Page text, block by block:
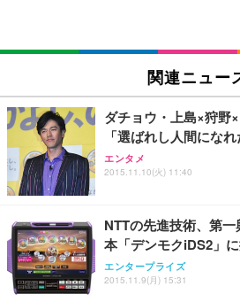
関連ニュー
ダチョウ・上島×狩野
「選ばれし人間になれ
エンタメ
2015.11.10(火) 11:40
NTTの先進技術、第
本「デンモクiDS2」
エンタープライズ
2015.11.9(月) 15:31